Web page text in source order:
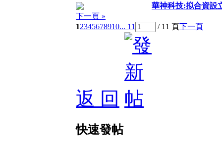
華神科技:拟合資設
下一頁 »
12345678910... 11 / 11 頁下一頁
返 回
快速發帖